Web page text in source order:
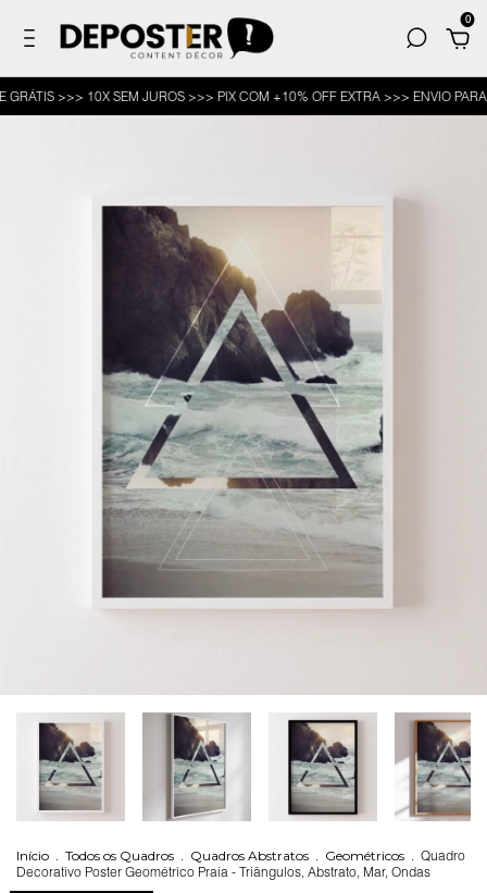
0
>>> 10X SEM JUROS >>> PIX COM +10% OFF EXTRA >>> ENVIO PARA
Início . Todos os Quadros . Quadros Abstratos . Geométricos . Quadro
Decorativo Poster Geométrico Praia - Triângulos, Abstrato, Mar, Ondas